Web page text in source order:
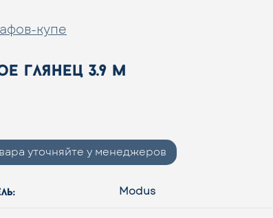
купе
глянец 3.9 м
уточняйте у менеджеров
Modus